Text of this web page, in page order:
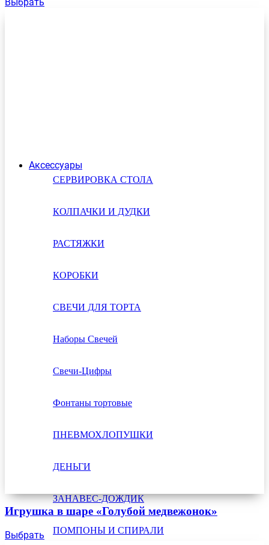
Аксессуары
СЕРВИРОВКА СТОЛА
КОЛПАЧКИ И ДУДКИ
РАСТЯЖКИ
КОРОБКИ
СВЕЧИ ДЛЯ ТОРТА
Наборы Свечей
Свечи-Цифры
Фонтаны тортовые
ПНЕВМОХЛОПУШКИ
ДЕНЬГИ
ЗАНАВЕС-ДОЖДИК
ПОМПОНЫ И СПИРАЛИ
Игрушка в шаре «Голубой медвежонок»
Выбрать